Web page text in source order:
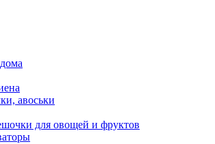
авоськи
для овощей и фруктов